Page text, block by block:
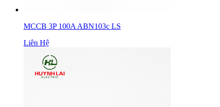
MCCB 3P 100A ABN103c LS
Liên Hệ